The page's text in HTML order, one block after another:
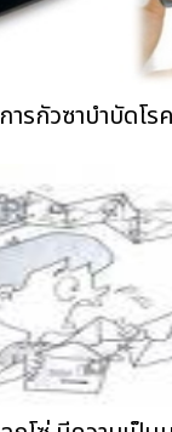
การกัวซาบำบัดโรค